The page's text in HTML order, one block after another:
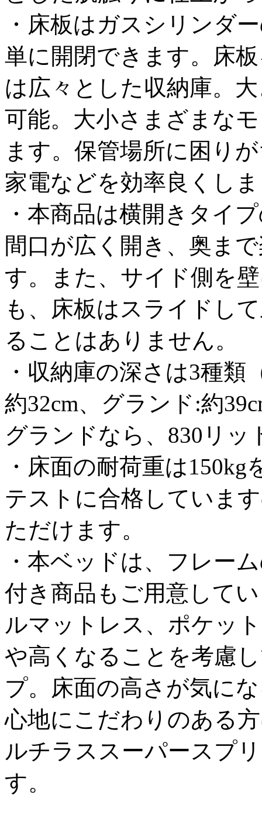
・床板はガスシリンダ
単に開閉できます。床
は広々とした収納庫。
可能。大小さまざまな
ます。保管場所に困り
家電などを効率良くし
・本商品は横開きタイ
間口が広く開き、奥ま
す。また、サイド側を
も、床板はスライドし
ることはありません。
・収納庫の深さは3種類
約32cm、グランド:約
グランドなら、830リ
・床面の耐荷重は
テストに合格していま
ただけます。
・本ベッドは、フレー
付き商品もご用意して
ルマットレス、ポケッ
や高くなることを考慮
プ。床面の高さが気に
心地にこだわりのある
ルチラススーパースプ
す。